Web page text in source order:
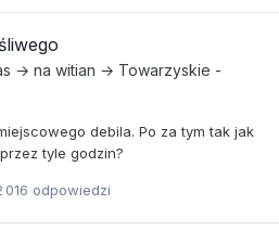
→ na witian → Towarzyskie -
debila. Po za tym tak jak
tyle godzin?
016 odpowiedzi